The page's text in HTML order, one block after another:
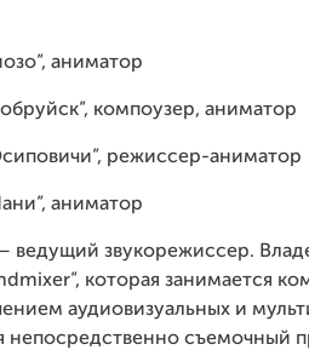
аниматор
компоузер, аниматор
режиссер-аниматор
аниматор
– ведущий звукорежиссер.
которая занимается
аудиовизуальных и
непосредственно съемочный